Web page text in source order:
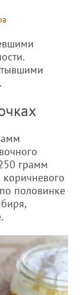
грамм
половинке